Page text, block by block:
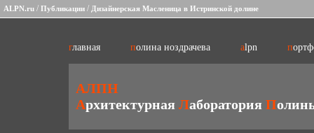
ALPN.ru / Публикации / Дизайнерская Масленица в Истринской долине
главная полина ноздрачева alpn
АЛПН
Архитектурная Лаборатория П